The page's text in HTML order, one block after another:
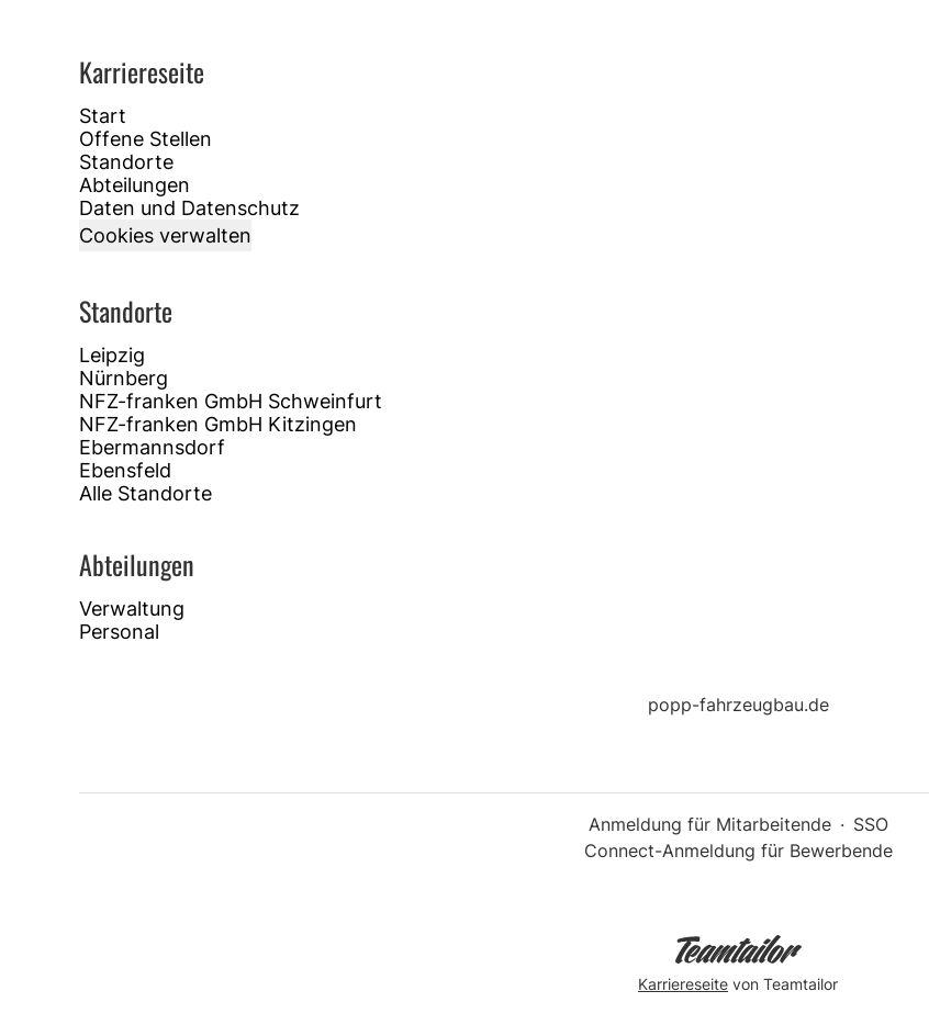
Karriereseite
Start
Offene Stellen
Standorte
Abteilungen
Daten und Datenschutz
Cookies verwalten
Standorte
Leipzig
Nürnberg
NFZ-franken GmbH Schweinfurt
NFZ-franken GmbH Kitzingen
Ebermannsdorf
Ebensfeld
Alle Standorte
Abteilungen
Verwaltung
Personal
popp-fahrzeugbau.de
Anmeldung für Mitarbeitende · SSO
Connect-Anmeldung für Bewerbende
Karriereseite von Teamtailor